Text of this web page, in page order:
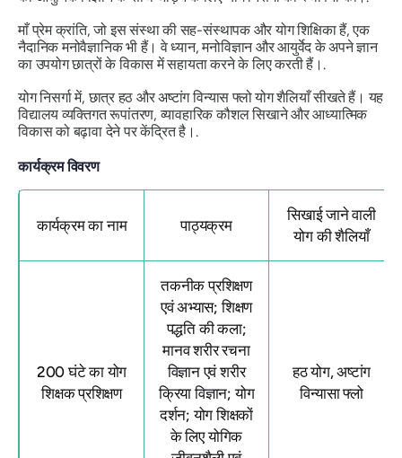
माँ प्रेम क्रांति, जो इस संस्था की सह-संस्थापक और योग शिक्षिका हैं, एक
नैदानिक ​​मनोवैज्ञानिक भी हैं। वे ध्यान, मनोविज्ञान और आयुर्वेद के अपने ज्ञान
का उपयोग छात्रों के विकास में सहायता करने के लिए करती हैं।.
योग निसर्गा में, छात्र हठ और अष्टांग विन्यास फ्लो योग शैलियाँ सीखते हैं। यह
विद्यालय व्यक्तिगत रूपांतरण, व्यावहारिक कौशल सिखाने और आध्यात्मिक
विकास को बढ़ावा देने पर केंद्रित है।.
कार्यक्रम विवरण
कार्यक्रम का नाम पाठ्यक्रम
सिखाई जाने वाली
योग की शैलियाँ
200 घंटे का योग
शिक्षक प्रशिक्षण
तकनीक प्रशिक्षण
एवं अभ्यास; शिक्षण
पद्धति की कला;
मानव शरीर रचना
विज्ञान एवं शरीर
क्रिया विज्ञान; योग
दर्शन; योग शिक्षकों
के लिए योगिक
हठ योग, अष्टांग
विन्यासा फ्लो